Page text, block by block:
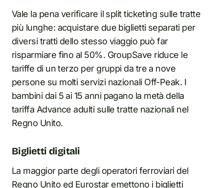
Vale la pena verificare il split ticketing sulle tratte
più lunghe: acquistare due biglietti separati per
diversi tratti dello stesso viaggio può far
risparmiare fino al 50%. GroupSave riduce le
tariffe di un terzo per gruppi da tre a nove
persone su molti servizi nazionali Off-Peak. I
bambini dai 5 ai 15 anni pagano la metà della
tariffa Advance adulti sulle tratte nazionali nel
Regno Unito.
Biglietti digitali
La maggior parte degli operatori ferroviari del
Regno Unito ed Eurostar emettono i biglietti